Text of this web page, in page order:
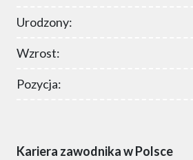
Urodzony:
Wzrost:
Pozycja:
Kariera zawodnika w Polsce